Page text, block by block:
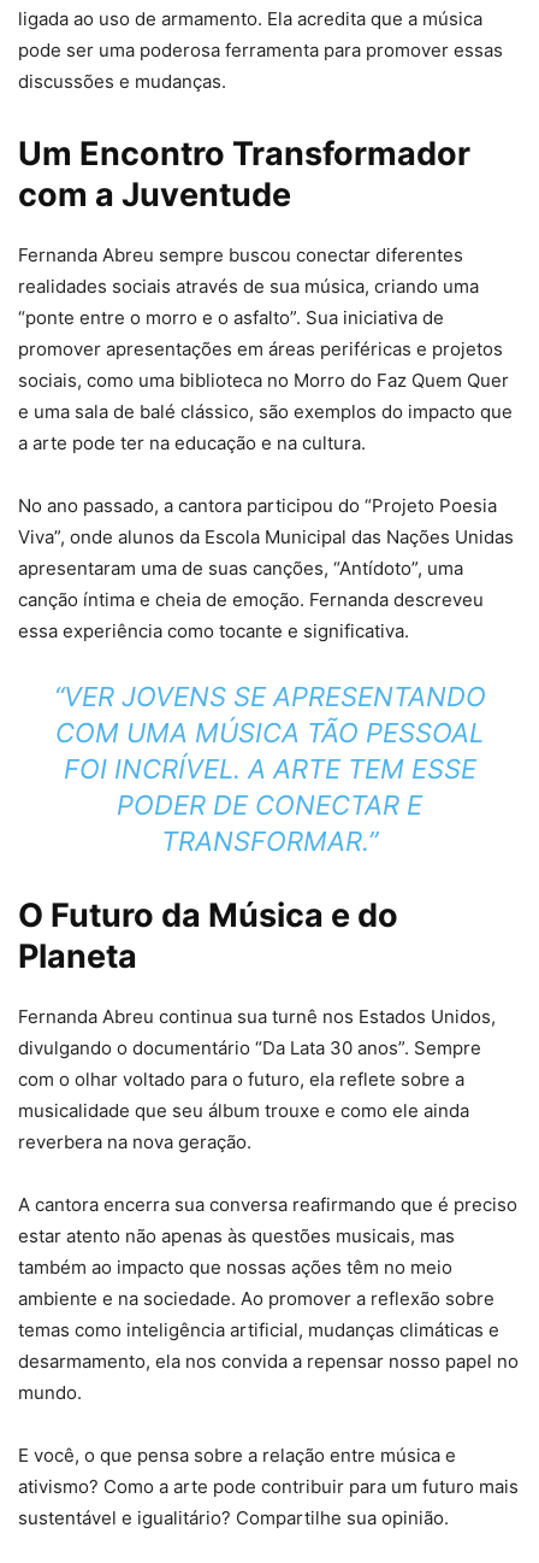
ligada ao uso de armamento. Ela acredita que a música
pode ser uma poderosa ferramenta para promover essas
discussões e mudanças.
Um Encontro Transformador
com a Juventude
Fernanda Abreu sempre buscou conectar diferentes
realidades sociais através de sua música, criando uma
“ponte entre o morro e o asfalto”. Sua iniciativa de
promover apresentações em áreas periféricas e projetos
sociais, como uma biblioteca no Morro do Faz Quem Quer
e uma sala de balé clássico, são exemplos do impacto que
a arte pode ter na educação e na cultura.
No ano passado, a cantora participou do “Projeto Poesia
Viva”, onde alunos da Escola Municipal das Nações Unidas
apresentaram uma de suas canções, “Antídoto”, uma
canção íntima e cheia de emoção. Fernanda descreveu
essa experiência como tocante e significativa.
“VER JOVENS SE APRESENTANDO
COM UMA MÚSICA TÃO PESSOAL
FOI INCRÍVEL. A ARTE TEM ESSE
PODER DE CONECTAR E
TRANSFORMAR.”
O Futuro da Música e do
Planeta
Fernanda Abreu continua sua turnê nos Estados Unidos,
divulgando o documentário “Da Lata 30 anos”. Sempre
com o olhar voltado para o futuro, ela reflete sobre a
musicalidade que seu álbum trouxe e como ele ainda
reverbera na nova geração.
A cantora encerra sua conversa reafirmando que é preciso
estar atento não apenas às questões musicais, mas
também ao impacto que nossas ações têm no meio
ambiente e na sociedade. Ao promover a reflexão sobre
temas como inteligência artificial, mudanças climáticas e
desarmamento, ela nos convida a repensar nosso papel no
mundo.
E você, o que pensa sobre a relação entre música e
ativismo? Como a arte pode contribuir para um futuro mais
sustentável e igualitário? Compartilhe sua opinião.